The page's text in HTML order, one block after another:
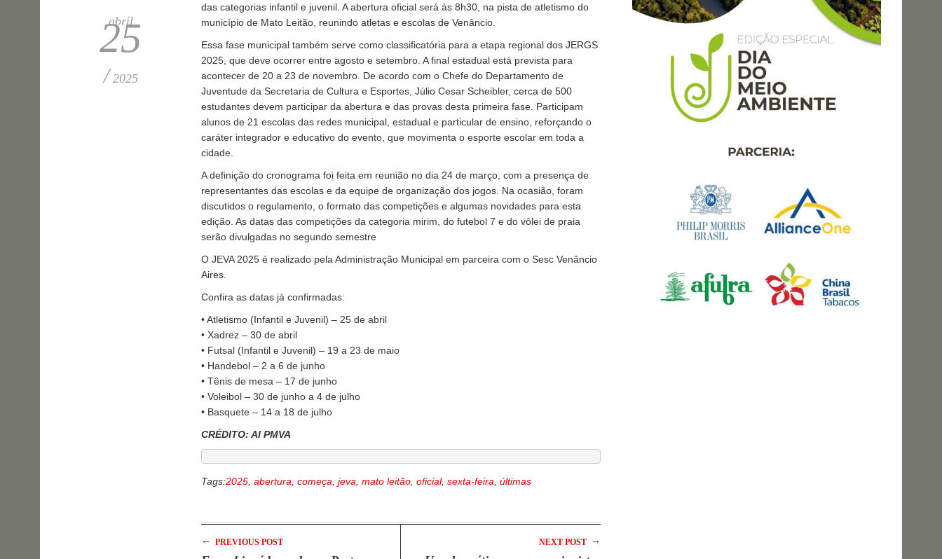
abril
25
/2025
das categorias infantil e juvenil. A abertura oficial será às 8h30, na pista de atletismo do
município de Mato Leitão, reunindo atletas e escolas de Venâncio.
Essa fase municipal também serve como classificatória para a etapa regional dos JERGS
2025, que deve ocorrer entre agosto e setembro. A final estadual está prevista para
acontecer de 20 a 23 de novembro. De acordo com o Chefe do Departamento de
Juventude da Secretaria de Cultura e Esportes, Júlio Cesar Scheibler, cerca de 500
estudantes devem participar da abertura e das provas desta primeira fase. Participam
alunos de 21 escolas das redes municipal, estadual e particular de ensino, reforçando o
caráter integrador e educativo do evento, que movimenta o esporte escolar em toda a
cidade.
A definição do cronograma foi feita em reunião no dia 24 de março, com a presença de
representantes das escolas e da equipe de organização dos jogos. Na ocasião, foram
discutidos o regulamento, o formato das competições e algumas novidades para esta
edição. As datas das competições da categoria mirim, do futebol 7 e do vôlei de praia
serão divulgadas no segundo semestre
O JEVA 2025 é realizado pela Administração Municipal em parceira com o Sesc Venâncio
Aires.
Confira as datas já confirmadas:
• Atletismo (Infantil e Juvenil) – 25 de abril
• Xadrez – 30 de abril
• Futsal (Infantil e Juvenil) – 19 a 23 de maio
• Handebol – 2 a 6 de junho
• Tênis de mesa – 17 de junho
• Voleibol – 30 de junho a 4 de julho
• Basquete – 14 a 18 de julho
CRÉDITO: AI PMVA
Tags:2025 abertura começa jeva mato leitão oficial, sexta-feira últimas
← PREVIOUS POST NEXT POST →